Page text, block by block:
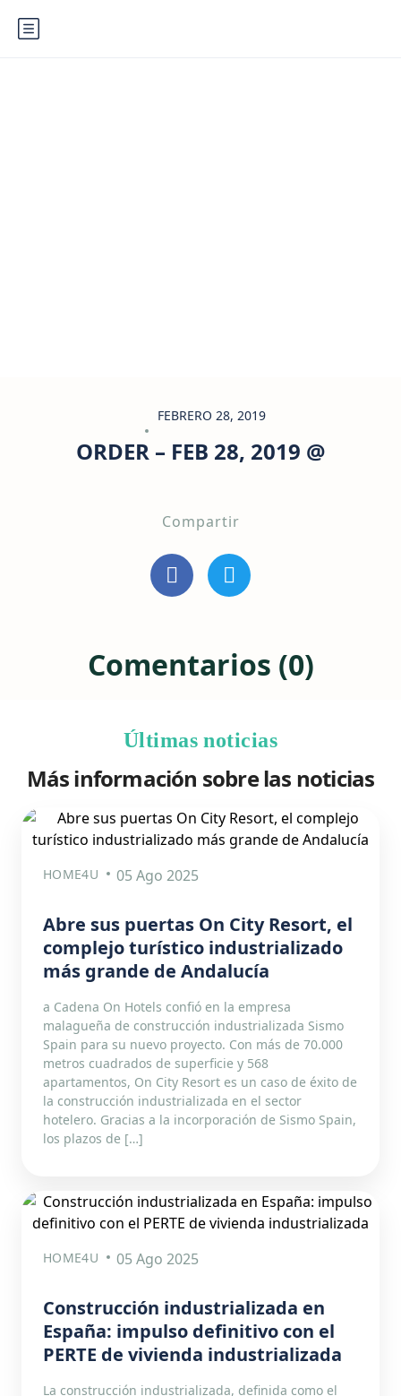
FEBRERO 28, 2019
ORDER – FEB 28, 2019 @
Compartir
Comentarios (0)
Últimas noticias
Más información sobre las noticias
HOME4U 05 Ago 2025
Abre sus puertas On City Resort, el
complejo turístico industrializado
más grande de Andalucía
a Cadena On Hotels confió en la empresa
malagueña de construcción industrializada Sismo
Spain para su nuevo proyecto. Con más de 70.000
metros cuadrados de superficie y 568
apartamentos, On City Resort es un caso de éxito de
la construcción industrializada en el sector
hotelero. Gracias a la incorporación de Sismo Spain,
los plazos de […]
HOME4U 05 Ago 2025
Construcción industrializada en
España: impulso definitivo con el
PERTE de vivienda industrializada
La construcción industrializada, definida como el